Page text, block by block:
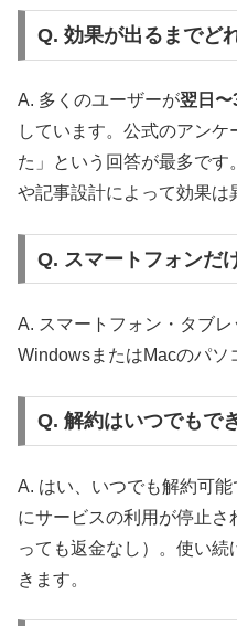
Q. 効果が出るまでど
A. 多くのユーザーが翌日〜
しています。公式のアン
た」という回答が最多です
や記事設計によって効果は
Q. スマートフォンだ
A. スマートフォン・タブレ
WindowsまたはMacのパソ
Q. 解約はいつでもで
A. はい、いつでも解約可
にサービスの利用が停止
っても返金なし）。使い
きます。